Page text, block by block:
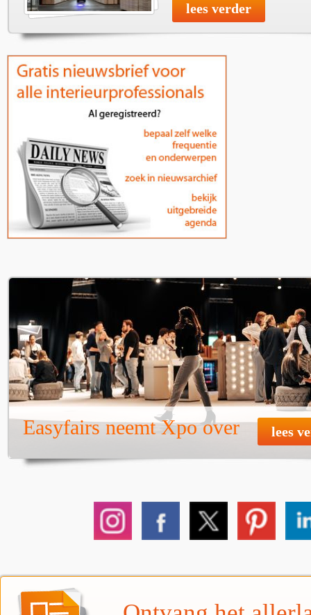
lees verder
Easyfairs neemt Xpo over lees